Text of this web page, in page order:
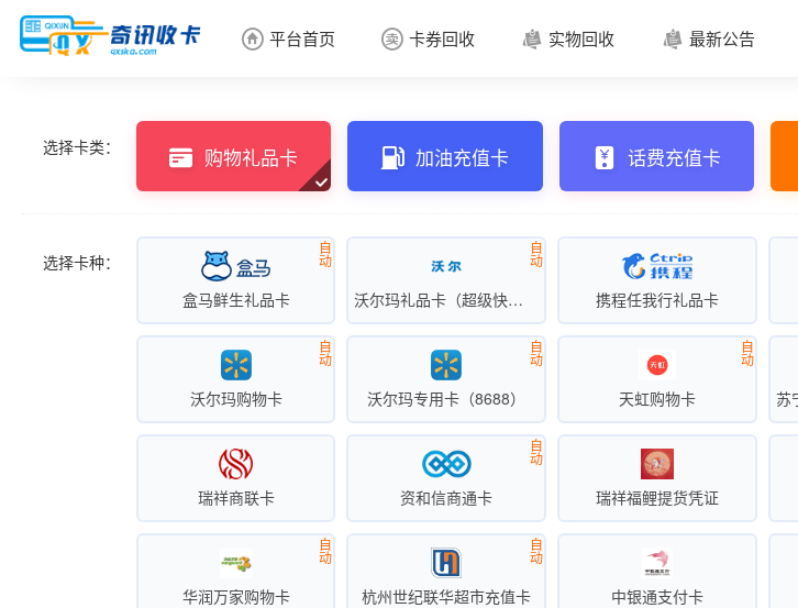
 平台首页  卡券回收  实物回收  最新公告
选择卡类： 购物礼品卡 加油充值卡 话费充值卡
选择卡种：
盒马鲜生礼品卡
自
动
沃尔玛礼品卡（超级快销）
自
动
携程任我行礼品卡
沃尔玛购物卡
自
动
沃尔玛专用卡（8688）
自
动
天虹购物卡
自
动
瑞祥商联卡 资和信商通卡
自
动
瑞祥福鲤提货凭证
华润万家购物卡
自
动
杭州世纪联华超市充值卡
自
动
中银通支付卡